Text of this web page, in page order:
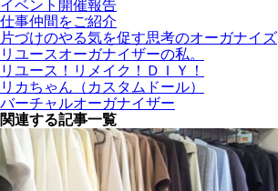
イベント開催報告
仕事仲間をご紹介
片づけのやる気を促す思考のオーガナイズ
リユースオーガナイザーの私。
リユース！リメイク！ＤＩＹ！
リカちゃん（カスタムドール）
バーチャルオーガナイザー
関連する記事一覧